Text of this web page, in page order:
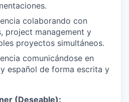
colaborando con
project management y
proyectos simultáneos.
comunicándose en
español de forma escrita y
(Deseable):